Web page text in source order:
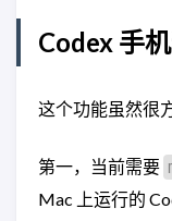
Codex 手
这个功能虽然很
第一，当前需要
Mac 上运行的